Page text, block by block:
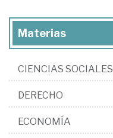
Materias
CIENCIAS SOCIALES
DERECHO
ECONOMÍA